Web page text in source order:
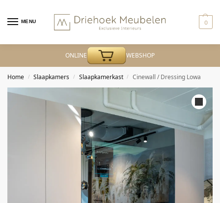
MENU 0
ONLINE WEBSHOP
Home / Slaapkamers / Slaapkamerkast / Cinewall / Dressing Lowa